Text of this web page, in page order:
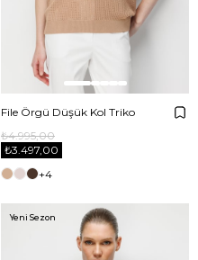
File Örgü Düşük Kol Triko
₺3.497,00
₺4.995,00
+4
Yeni Sezon